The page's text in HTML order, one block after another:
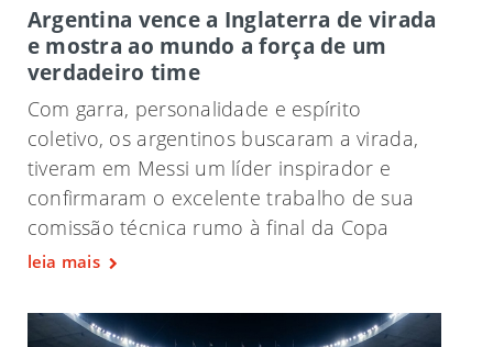
Argentina vence a Inglaterra de virada
e mostra ao mundo a força de um
verdadeiro time
Com garra, personalidade e espírito
coletivo, os argentinos buscaram a virada,
tiveram em Messi um líder inspirador e
confirmaram o excelente trabalho de sua
comissão técnica rumo à final da Copa
leia mais